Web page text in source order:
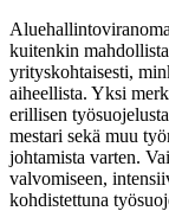
kuitenkin
yrityskohtaisesti,
aiheellista. Yksi
erillisen
mestari sekä muu
johtamista varten.
valvomiseen,
kohdistettuna